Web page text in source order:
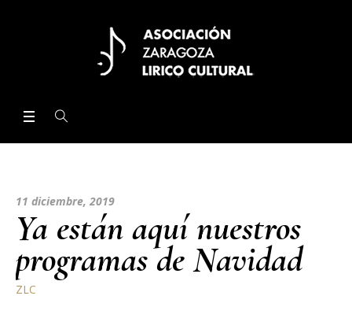
11 diciembre, 2019
Ya están aquí nuestros
programas de Navidad
ZLC